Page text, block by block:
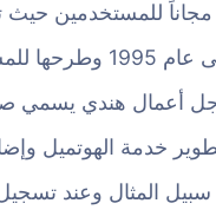
مجاناً للمستخدمين
موقع الهوتميل فى عام
رجل أعمال هندي يسمي
خدمة الهوتميل
سبيل المثال وعند